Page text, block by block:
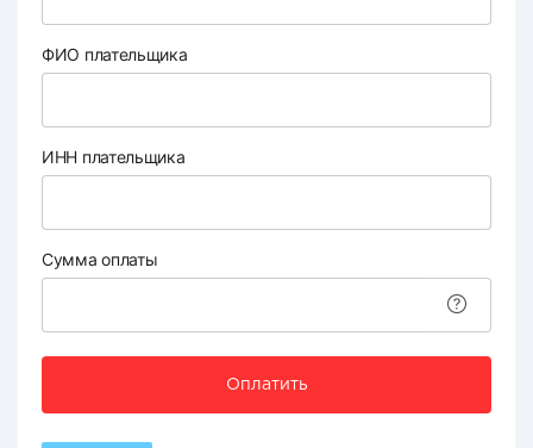
ФИО плательщика
ИНН плательщика
Сумма оплаты
Оплатить